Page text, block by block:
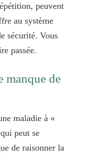
peuvent
au système
sécurité. Vous
passée.
manque de
maladie à «
peut se
de raisonner la